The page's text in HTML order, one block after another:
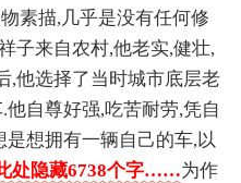
素描,几乎是没有任何修
子来自农村,他老实,健壮,
,他选择了当时城市底层老
自尊好强,吃苦耐劳,凭自
想拥有一辆自己的车,以
隐藏6738个字……为作